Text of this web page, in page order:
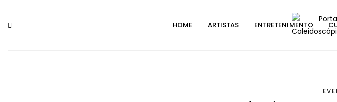
content
HOME ARTISTAS ENTRETENIMENTO